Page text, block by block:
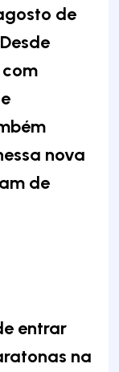
de
nova
de
entrar
na